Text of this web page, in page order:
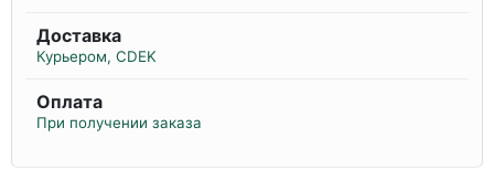
Доставка
Курьером, CDEK
Оплата
При получении заказа